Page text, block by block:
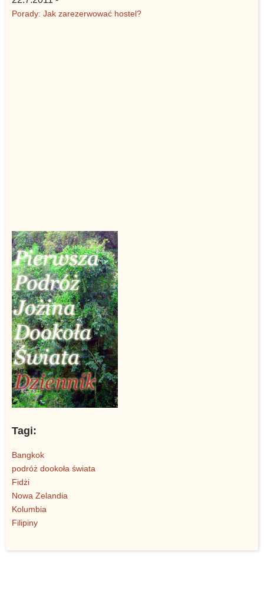
Porady: Jak zarezerwować hostel?
Tagi:
Bangkok
podróż dookoła świata
Fidżi
Nowa Zelandia
Kolumbia
Filipiny